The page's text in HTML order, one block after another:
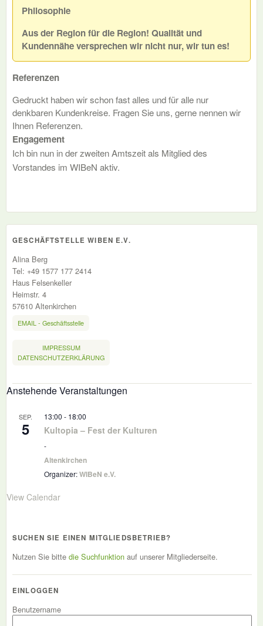
Philosophie
Aus der Region für die Region! Qualität und
Kundennähe versprechen wir nicht nur, wir tun es!
Referenzen
Gedruckt haben wir schon fast alles und für alle nur
denkbaren Kundenkreise. Fragen Sie uns, gerne nennen wir
Ihnen Referenzen.
Engagement
Ich bin nun in der zweiten Amtszeit als Mitglied des
Vorstandes im WIBeN aktiv.
GESCHÄFTSTELLE WIBEN E.V.
Alina Berg
Tel: +49 1577 177 2414
Haus Felsenkeller
Heimstr. 4
57610 Altenkirchen
EMAIL - Geschäftsstelle
IMPRESSUM
DATENSCHUTZERKLÄRUNG
Anstehende Veranstaltungen
SEP.
5
13:00 - 18:00
Kultopia – Fest der Kulturen
-
Altenkirchen
Organizer:WIBeN e.V.
View Calendar
SUCHEN SIE EINEN MITGLIEDSBETRIEB?
Nutzen Sie bitte die Suchfunktion auf unserer Mitgliederseite.
EINLOGGEN
Benutzername